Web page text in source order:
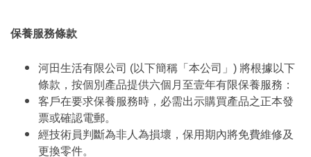
保養服務條款
河田生活有限公司 (以下簡稱「本公司」) 將根據以下
條款，按個別產品提供六個月至壹年有限保養服務：
客戶在要求保養服務時，必需出示購買產品之正本發
票或確認電郵。
經技術員判斷為非人為損壞，保用期內將免費維修及
更換零件。